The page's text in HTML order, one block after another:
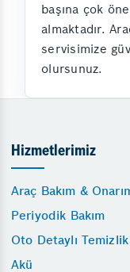
başına çok
almaktadır.
servisimize
olursunuz.
Hizmetlerimiz
Araç Bakım &
Periyodik Bakım
Oto Detaylı Temizlik
Akü